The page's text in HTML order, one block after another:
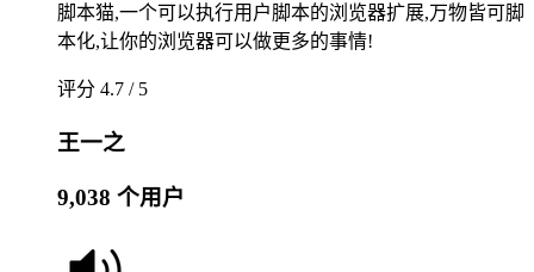
脚本猫,一个可以执行用户脚本的浏览器扩展,万物皆可脚
本化,让你的浏览器可以做更多的事情!
评分 4.7 / 5
王一之
9,038 个用户